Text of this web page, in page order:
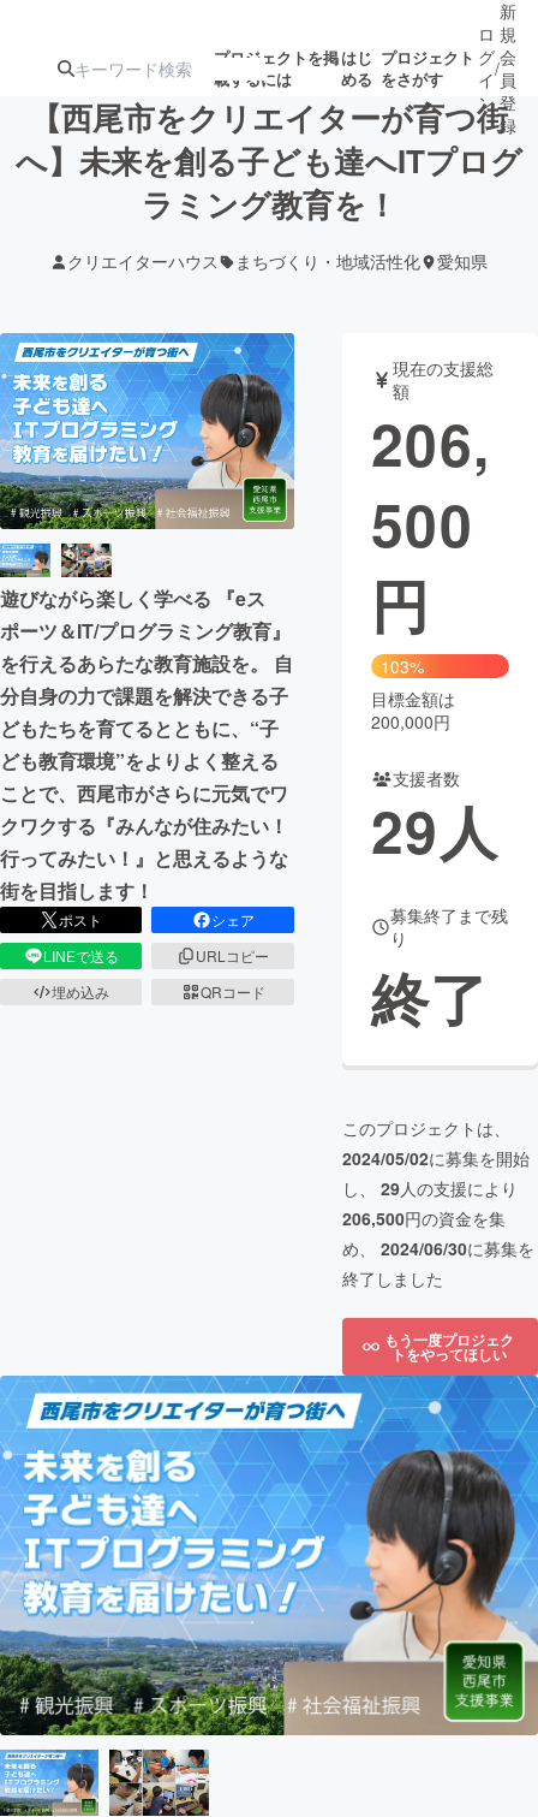
プロジェクトを掲
載するには
はじ
める
プロジェクト
をさがす
注目のリ
注目の新着プロ募集終了が近いプ
ロジェクト
テクノロジー・ガジェット
映像・映画 書籍・雑誌
ビジネス・起業 チャレンジ
まちづくり・地域活性化
CAMPFIRE for Social Good
CAMPFIRE Creation
CAMPFIREふるさと納税machi-ya コミュニティ
ロ
グ
イ
ン
/
新
規
会
員
登
録
【西尾市をクリエイターが育つ街
へ】未来を創る子ども達へITプログ
ラミング教育を！
クリエイターハウス まちづくり・地域活性化 愛知県
遊びながら楽しく学べる 『eス
ポーツ＆IT/プログラミング教育』
を行えるあらたな教育施設を。 自
分自身の力で課題を解決できる子
どもたちを育てるとともに、“子
ども教育環境”をよりよく整える
ことで、西尾市がさらに元気でワ
クワクする『みんなが住みたい！
行ってみたい！』と思えるような
街を目指します！
ポスト
シェア
LINEで送る
URLコピー
埋め込み
QRコード
現在の支援総
額
206,
500
円
103%
目標金額は
200,000円
支援者数
29人
募集終了まで残
り
終了
このプロジェクトは、
2024/05/02に募集を開始
し、 29人の支援により
206,500円の資金を集
め、 2024/06/30に募集を
終了しました
もう一度プロジェク
トをやってほしい